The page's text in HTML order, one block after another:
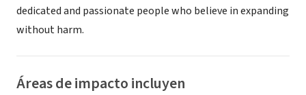
dedicated and passionate people who believe in expanding
without harm.
Áreas de impacto incluyen